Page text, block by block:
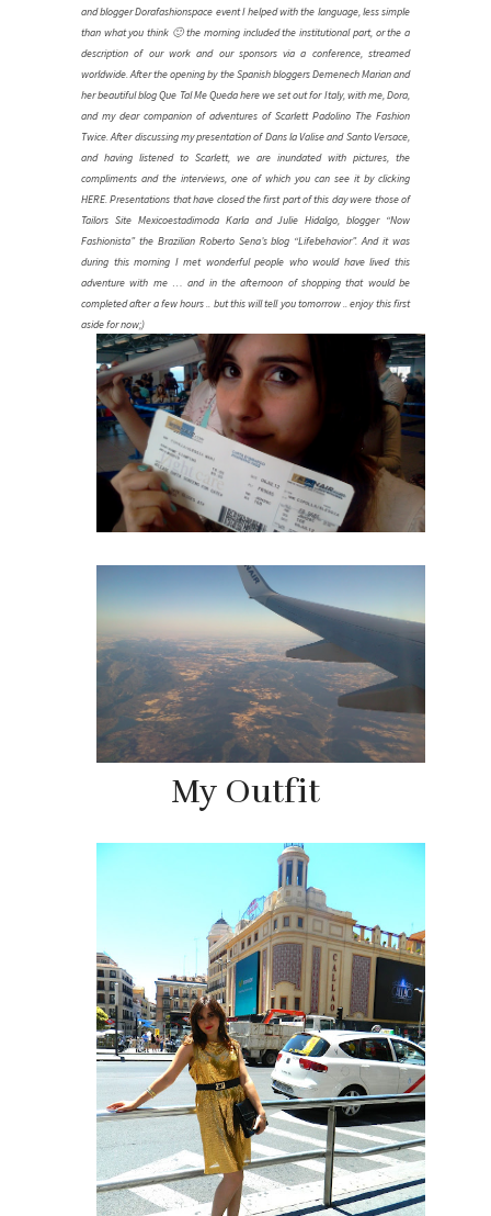
and blogger Dorafashionspace event I helped with the language, less simple
than what you think 🙂 the morning included the institutional part, or the a
description of our work and our sponsors via a conference, streamed
worldwide. After the opening by the Spanish bloggers Demenech Marian and
her beautiful blog Que Tal Me Queda here we set out for Italy, with me, Dora,
and my dear companion of adventures of Scarlett Padolino The Fashion
Twice. After discussing my presentation of Dans la Valise and Santo Versace,
and having listened to Scarlett, we are inundated with pictures, the
compliments and the interviews, one of which you can see it by clicking
HERE. Presentations that have closed the first part of this day were those of
Tailors Site Mexicoestadimoda Karla and Julie Hidalgo, blogger “Now
Fashionista” the Brazilian Roberto Sena’s blog “Lifebehavior”. And it was
during this morning I met wonderful people who would have lived this
adventure with me … and in the afternoon of shopping that would be
completed after a few hours .. but this will tell you tomorrow .. enjoy this first
aside for now;)
My Outfit